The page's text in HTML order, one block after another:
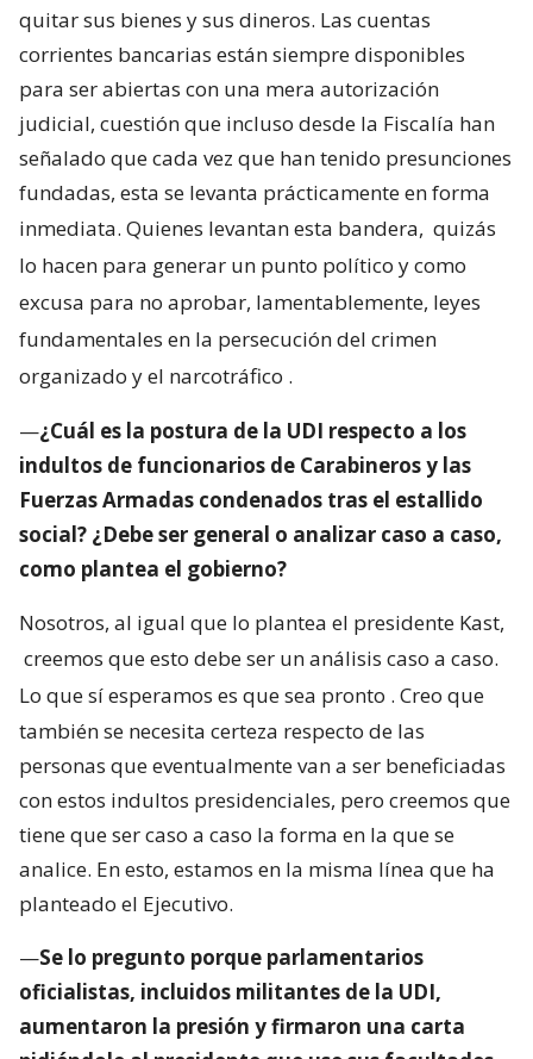
quitar sus bienes y sus dineros. Las cuentas
corrientes bancarias están siempre disponibles
para ser abiertas con una mera autorización
judicial, cuestión que incluso desde la Fiscalía han
señalado que cada vez que han tenido presunciones
fundadas, esta se levanta prácticamente en forma
inmediata. Quienes levantan esta bandera, quizás
lo hacen para generar un punto político y como
excusa para no aprobar, lamentablemente, leyes
fundamentales en la persecución del crimen
organizado y el narcotráfico .
—¿Cuál es la postura de la UDI respecto a los
indultos de funcionarios de Carabineros y las
Fuerzas Armadas condenados tras el estallido
social? ¿Debe ser general o analizar caso a caso,
como plantea el gobierno?
Nosotros, al igual que lo plantea el presidente Kast,
creemos que esto debe ser un análisis caso a caso.
Lo que sí esperamos es que sea pronto . Creo que
también se necesita certeza respecto de las
personas que eventualmente van a ser beneficiadas
con estos indultos presidenciales, pero creemos que
tiene que ser caso a caso la forma en la que se
analice. En esto, estamos en la misma línea que ha
planteado el Ejecutivo.
—Se lo pregunto porque parlamentarios
oficialistas, incluidos militantes de la UDI,
aumentaron la presión y firmaron una carta